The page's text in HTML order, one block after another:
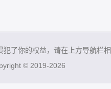
了你的权益，请在上方导航栏
© 2019-2026